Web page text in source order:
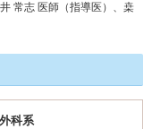
常志 医師（指導医）、桒
科系